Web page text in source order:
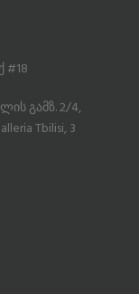
#18
გამზ. 2/4,
Tbilisi, 3